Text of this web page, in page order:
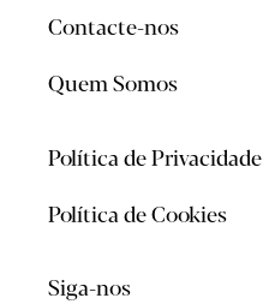
Contacte-nos
Quem Somos
Política de Privacidade
Política de Cookies
Siga-nos